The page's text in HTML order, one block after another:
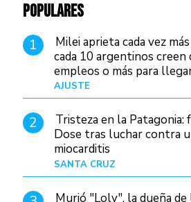
POPULARES
1
Milei aprieta cada vez
cada 10 argentinos creen
empleos o más para
AJUSTE
2
Tristeza en la Patagonia:
Dose tras luchar contra
miocarditis
SANTA CRUZ
Murió "Loly", la dueña